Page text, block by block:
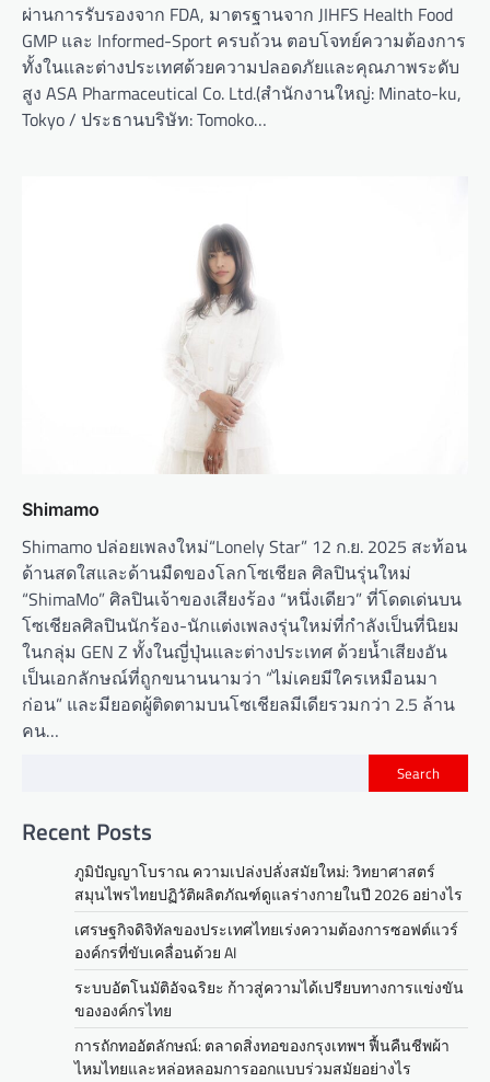
ผ่านการรับรองจาก FDA, มาตรฐานจาก JIHFS Health Food
GMP และ Informed-Sport ครบถ้วน ตอบโจทย์ความต้องการ
ทั้งในและต่างประเทศด้วยความปลอดภัยและคุณภาพระดับ
สูง ASA Pharmaceutical Co. Ltd.(สำนักงานใหญ่: Minato-ku,
Tokyo / ประธานบริษัท: Tomoko…
Shimamo
Shimamo ปล่อยเพลงใหม่“Lonely Star” 12 ก.ย. 2025 สะท้อน
ด้านสดใสและด้านมืดของโลกโซเชียล ศิลปินรุ่นใหม่
“ShimaMo” ศิลปินเจ้าของเสียงร้อง “หนึ่งเดียว” ที่โดดเด่นบน
โซเชียลศิลปินนักร้อง-นักแต่งเพลงรุ่นใหม่ที่กำลังเป็นที่นิยม
ในกลุ่ม GEN Z ทั้งในญี่ปุ่นและต่างประเทศ ด้วยน้ำเสียงอัน
เป็นเอกลักษณ์ที่ถูกขนานนามว่า “ไม่เคยมีใครเหมือนมา
ก่อน” และมียอดผู้ติดตามบนโซเชียลมีเดียรวมกว่า 2.5 ล้าน
คน…
Search
Recent Posts
ภูมิปัญญาโบราณ ความเปล่งปลั่งสมัยใหม่: วิทยาศาสตร์
สมุนไพรไทยปฏิวัติผลิตภัณฑ์ดูแลร่างกายในปี 2026 อย่างไร
เศรษฐกิจดิจิทัลของประเทศไทยเร่งความต้องการซอฟต์แวร์
องค์กรที่ขับเคลื่อนด้วย AI
ระบบอัตโนมัติอัจฉริยะ ก้าวสู่ความได้เปรียบทางการแข่งขัน
ขององค์กรไทย
การถักทออัตลักษณ์: ตลาดสิ่งทอของกรุงเทพฯ ฟื้นคืนชีพผ้า
ไหมไทยและหล่อหลอมการออกแบบร่วมสมัยอย่างไร